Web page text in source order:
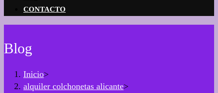
CONTACTO
Blog
Inicio>
alquiler colchonetas alicante>